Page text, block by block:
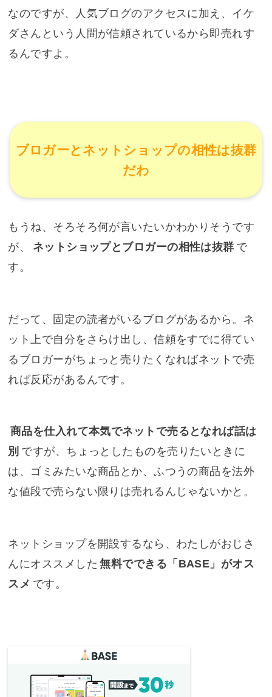
なのですが、人気ブログのアクセスに加え、イケ
ダさんという人間が信頼されているから即売れす
るんですよ。
ブロガーとネットショップの相性は抜群
だわ
もうね、そろそろ何が言いたいかわかりそうです
が、
ネットショップとブロガーの相性は抜群 で
す。
だって、固定の読者がいるブログがあるから。ネ
ット上で自分をさらけ出し、信頼をすでに得てい
るブロガーがちょっと売りたくなればネットで売
れば反応があるんです。
商品を仕入れて本気でネットで売るとなれば話は
別 ですが、ちょっとしたものを売りたいときに
は、ゴミみたいな商品とか、ふつうの商品を法外
な値段で売らない限りは売れるんじゃないかと。
ネットショップを開設するなら、わたしがおじさ
んにオススメした 無料でできる「BASE」がオス
スメ です。